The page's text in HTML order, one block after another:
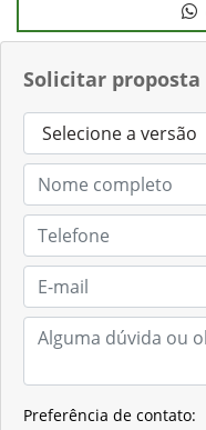
Solicitar proposta
Preferência de contato: